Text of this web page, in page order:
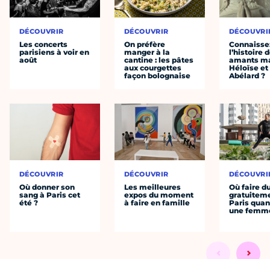
DÉCOUVRIR
Les concerts
parisiens à voir en
août
DÉCOUVRIR
Où donner son
sang à Paris cet
été ?
DÉCOUVRIR
On préfère
manger à la
cantine : les pâtes
aux courgettes
façon bolognaise
DÉCOUVRIR
Les meilleures
expos du moment
à faire en famille
l’histoire
amants
Héloïse et
Abélard ?
Où faire
Paris
une